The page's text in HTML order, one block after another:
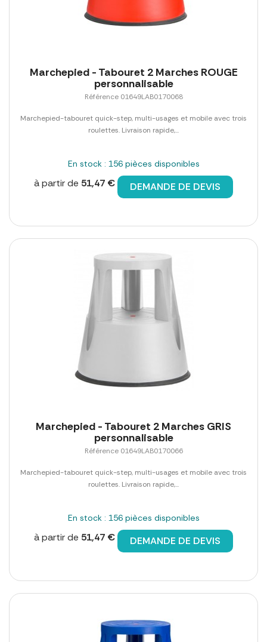
Marchepied - Tabouret 2 Marches ROUGE
personnalisable
Référence 01649LAB0170068
Marchepied-tabouret quick-step, multi-usages et mobile avec trois
roulettes. Livraison rapide,...
En stock : 156 pièces disponibles
à partir de 51,47 € DEMANDE DE DEVIS
Marchepied - Tabouret 2 Marches GRIS
personnalisable
Référence 01649LAB0170066
Marchepied-tabouret quick-step, multi-usages et mobile avec trois
roulettes. Livraison rapide,...
En stock : 156 pièces disponibles
à partir de 51,47 € DEMANDE DE DEVIS